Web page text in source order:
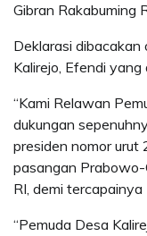
Gibran Rakabuming
Deklarasi
Kalirejo, Efendi
“Kami Relawan
dukungan
presiden nomor urut
pasangan
RI, demi tercapainya
“Pemuda Desa